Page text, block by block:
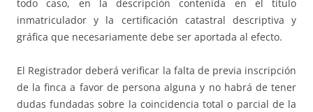
todo caso, en la descripción contenida en el título
inmatriculador y la certificación catastral descriptiva y
gráfica que necesariamente debe ser aportada al efecto.
El Registrador deberá verificar la falta de previa inscripción
de la finca a favor de persona alguna y no habrá de tener
dudas fundadas sobre la coincidencia total o parcial de la